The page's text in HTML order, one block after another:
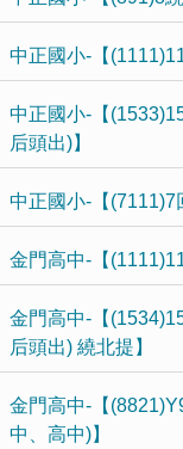
中正國小-【
中正國小-【
后頭出)】
中正國小-【(7111)7
金門高中-【
金門高中-【
后頭出) 繞北提】
金門高中-【
中、高中)】